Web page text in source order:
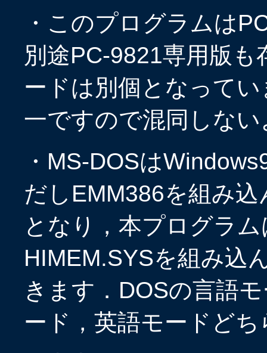
・このプログラムは
別途PC-9821専用版
ードは別個となって
一ですので混同しな
・MS-DOSは
だしEMM386を組み
となり，本プログラ
HIMEM.SYSを組み込
きます．DOSの言語
ード，英語モードど